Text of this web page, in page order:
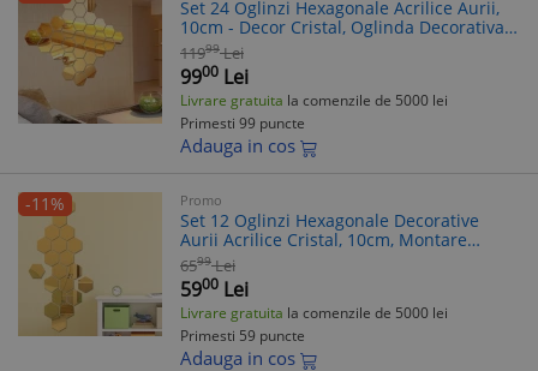
Set 24 Oglinzi Hexagonale Acrilice Aurii,
10cm - Decor Cristal, Oglinda Decorativa,
Montare Facila
11999 Lei
9900 Lei
Livrare gratuita la comenzile de 5000 lei
Primesti 99 puncte
Adauga in cos
-11% Promo
Set 12 Oglinzi Hexagonale Decorative
Aurii Acrilice Cristal, 10cm, Montare
Facila, Design Modern, Decoratiuni
Interioare
6599 Lei
5900 Lei
Livrare gratuita la comenzile de 5000 lei
Primesti 59 puncte
Adauga in cos